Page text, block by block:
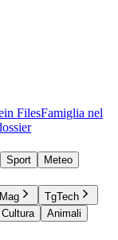
FilesFamiglia nel
Sport
Meteo
TgTech
Cultura
Animali